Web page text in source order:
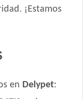
¡Estamos
en Delypet: